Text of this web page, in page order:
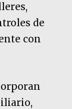
de
con